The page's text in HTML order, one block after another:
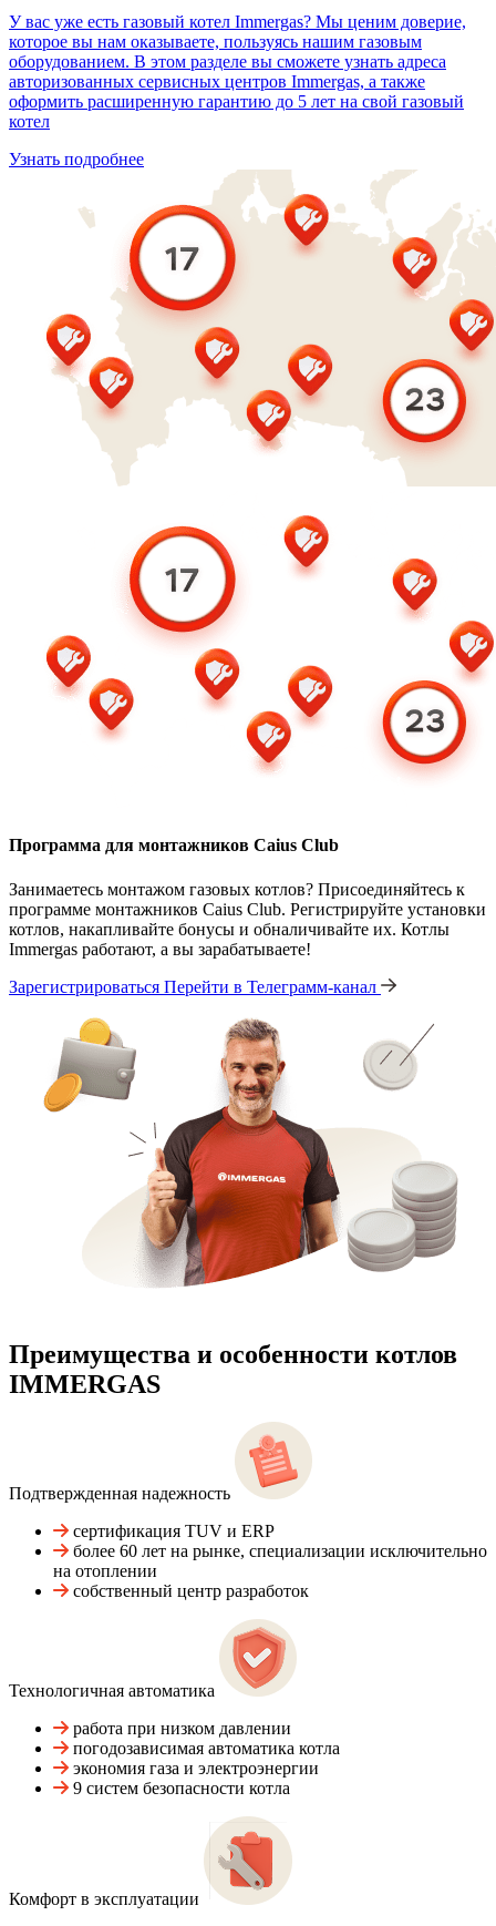
У вас уже есть газовый котел Immergas? Мы ценим доверие,
которое вы нам оказываете, пользуясь нашим газовым
оборудованием. В этом разделе вы сможете узнать адреса
авторизованных сервисных центров Immergas, а также
оформить расширенную гарантию до 5 лет на свой газовый
котел
Узнать подробнее
Программа для монтажников Caius Club
Занимаетесь монтажом газовых котлов? Присоединяйтесь к
программе монтажников Caius Club. Регистрируйте установки
котлов, накапливайте бонусы и обналичивайте их. Котлы
Immergas работают, а вы зарабатываете!
Зарегистрироваться Перейти в Телеграмм-канал
Преимущества и особенности котлов
IMMERGAS
Подтвержденная надежность
сертификация TUV и ERP
более 60 лет на рынке, специализации исключительно
на отоплении
собственный центр разработок
Технологичная автоматика
работа при низком давлении
погодозависимая автоматика котла
экономия газа и электроэнергии
9 систем безопасности котла
Комфорт в эксплуатации